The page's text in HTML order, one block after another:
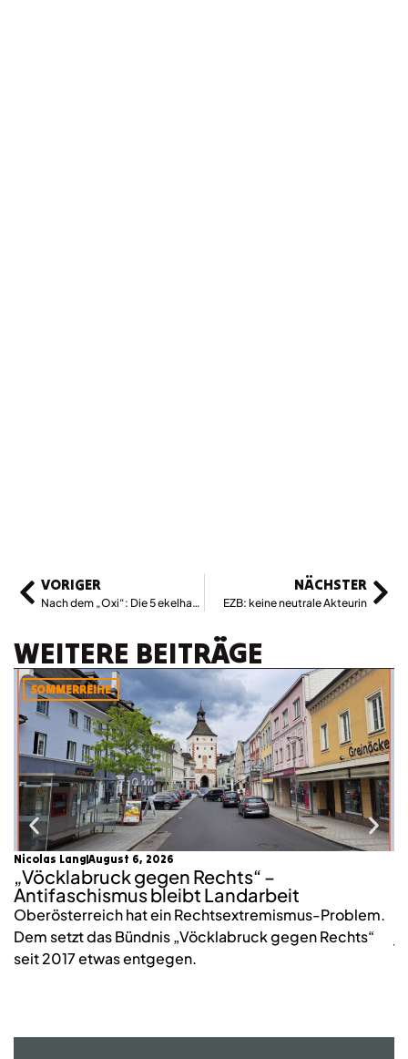
VORIGER
Nach dem „Oxi“: Die 5 ekelhaftesten Medien Österreichs
NÄCHSTER
EZB: keine neutrale Akteurin
WEITERE BEITRÄGE
SOMMERREIHE
Nicolas Lang August 6, 2026
„Vöcklabruck gegen Rechts“ –
Antifaschismus bleibt Landarbeit
Oberösterreich hat ein Rechtsextremismus-Problem.
Dem setzt das Bündnis „Vöcklabruck gegen Rechts“
seit 2017 etwas entgegen.